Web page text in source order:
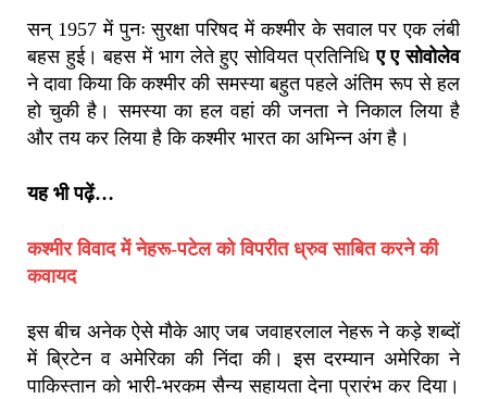
सन् 1957 में पुनः सुरक्षा परिषद में कश्मीर के सवाल पर एक लंबी
बहस हुई। बहस में भाग लेते हुए सोवियत प्रतिनिधिए ए सोवोलेव
ने दावा किया कि कश्मीर की समस्या बहुत पहले अंतिम रूप से हल
हो चुकी है। समस्या का हल वहां की जनता ने निकाल लिया है
और तय कर लिया है कि कश्मीर भारत का अभिन्न अंग है।
यह भी पढ़ें…
कश्मीर विवाद में नेहरू-पटेल को विपरीत ध्रुव साबित करने की
कवायद
इस बीच अनेक ऐसे मौके आए जब जवाहरलाल नेहरू ने कड़े शब्दों
में ब्रिटेन व अमेरिका की निंदा की। इस दरम्यान अमेरिका ने
पाकिस्तान को भारी-भरकम सैन्य सहायता देना प्रारंभ कर दिया।